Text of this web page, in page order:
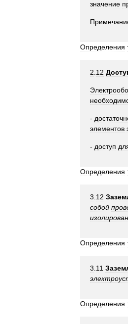
значение
Определения
2 12
-
элементов
- доступ
Определения
3 12
собой
Определения
3 11
Определения